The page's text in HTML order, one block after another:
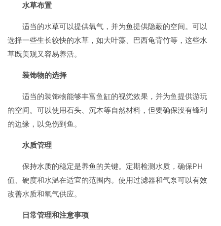
水草布置
适当的水草可以提供氧气，并为鱼提供隐蔽的空间。可以
选择一些生长较快的水草，如大叶藻、巴西龟背竹等，这些水
草既美观又容易养活。
装饰物的选择
适当的装饰物能够丰富鱼缸的视觉效果，并为鱼提供游玩
的空间。可以使用石头、沉木等自然材料，但要确保没有锋利
的边缘，以免伤到鱼。
水质管理
保持水质的稳定是养鱼的关键。定期检测水质，确保PH
值、硬度和水温在适宜的范围内。使用过滤器和气泵可以有效
改善水质和氧气供应。
日常管理和注意事项